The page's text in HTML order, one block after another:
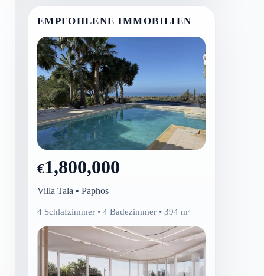
EMPFOHLENE IMMOBILIEN
€1,800,000
Villa Tala • Paphos
4 Schlafzimmer • 4 Badezimmer • 394 m²